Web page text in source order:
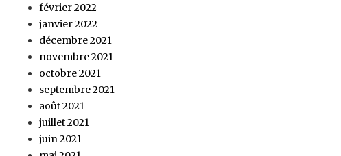
février 2022
janvier 2022
décembre 2021
novembre 2021
octobre 2021
septembre 2021
août 2021
juillet 2021
juin 2021